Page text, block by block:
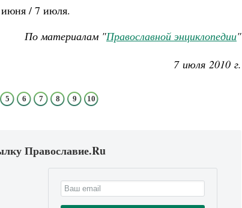
июня / 7 июля.
По материалам "Православной энциклопедии"
7 июля 2010 г.
5 6 7 8 9 10
Православие.Ru